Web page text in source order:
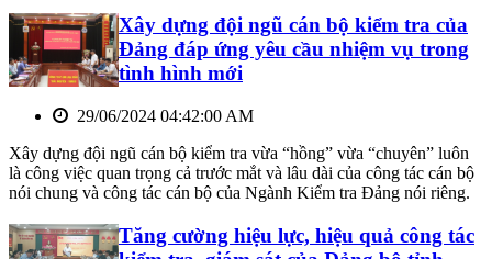
Xây dựng đội ngũ cán bộ kiểm tra của
Đảng đáp ứng yêu cầu nhiệm vụ trong
tình hình mới
29/06/2024 04:42:00 AM
Xây dựng đội ngũ cán bộ kiểm tra vừa “hồng” vừa “chuyên” luôn
là công việc quan trọng cả trước mắt và lâu dài của công tác cán bộ
nói chung và công tác cán bộ của Ngành Kiểm tra Đảng nói riêng.
Tăng cường hiệu lực, hiệu quả công tác